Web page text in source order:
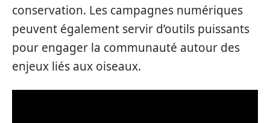
conservation. Les campagnes numériques
peuvent également servir d’outils puissants
pour engager la communauté autour des
enjeux liés aux oiseaux.